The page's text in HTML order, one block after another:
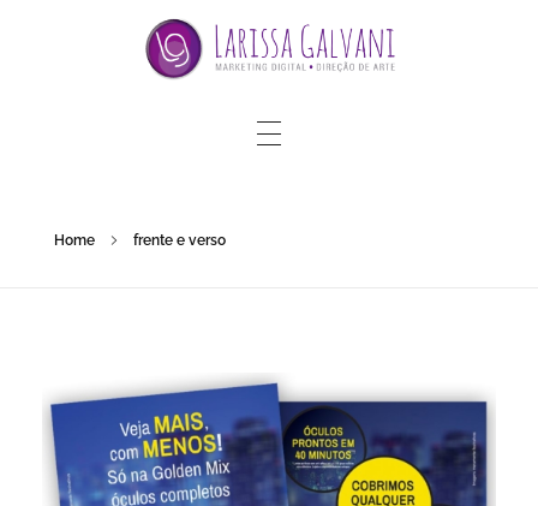
Home frente e verso